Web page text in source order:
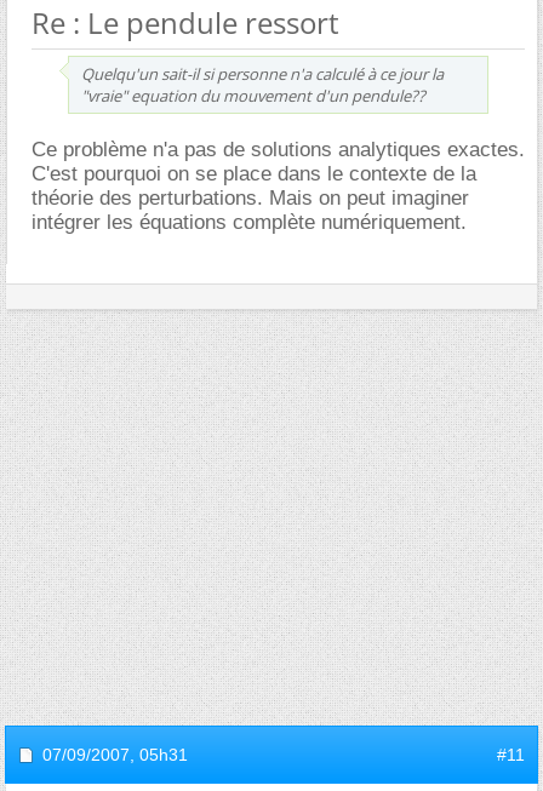
Re : Le pendule ressort
Quelqu'un sait-il si personne n'a calculé à ce jour la
"vraie" equation du mouvement d'un pendule??
Ce problème n'a pas de solutions analytiques exactes.
C'est pourquoi on se place dans le contexte de la
théorie des perturbations. Mais on peut imaginer
intégrer les équations complète numériquement.
07/09/2007, 05h31 #11